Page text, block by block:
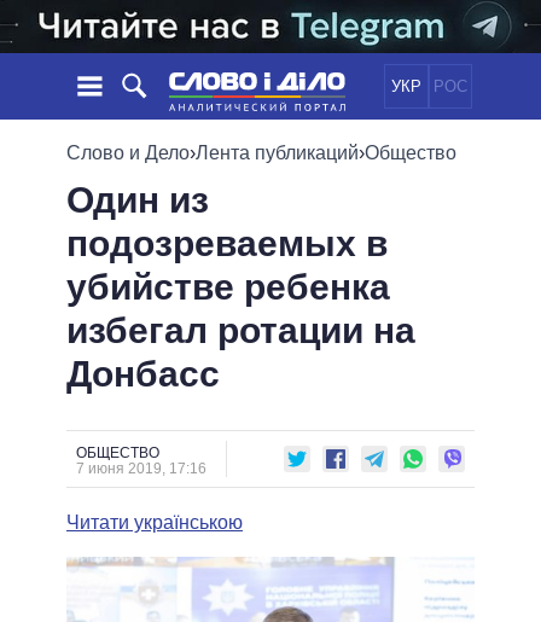
УКР РОС
НОВОСТИ
ЛЕНТА
СОБЫТИЯ
СТАТЬИ
МНЕНИЯ
ОБЗОРЫ
ДАЙДЖЕСТЫ
ЭКОНОМИКА
ОБЩЕСТВО
ПОЛИТИКИ
ВСЕ ПОЛИТИКИ
ПРЕЗИДЕНТ И ОФИС
ВЕРХОВНАЯ РАДА
ГЛАВЫ ОБЛАДМИНИСТРАЦИЙ
МЭРЫ
ВСЕ ПЕРСОНЫ
ИНФОГРАФИКА
СРАВНЕНИЕ ПОЛИТИКОВ
Слово и Дело›Лента публикаций›Общество
Один из
подозреваемых в
убийстве ребенка
избегал ротации на
Донбасс
ОБЩЕСТВО
7 июня 2019, 17:16
Читати українською